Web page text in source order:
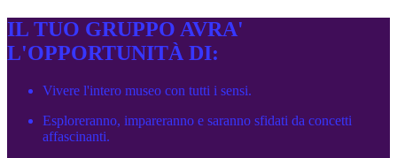
IL TUO GRUPPO AVRA'
L'OPPORTUNITÀ DI:
Vivere l'intero museo con tutti i sensi.
Esploreranno, impareranno e saranno sfidati da concetti
affascinanti.